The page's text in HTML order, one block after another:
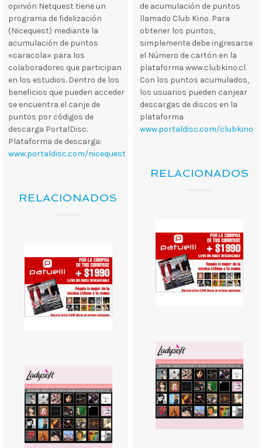
opinión Netquest tiene un
programa de fidelización
(Nicequest) mediante la
acumulación de puntos
«caracola» para los
colaboradores que participan
en los estudios. Dentro de los
beneficios que pueden acceder
se encuentra el canje de
puntos por códigos de
descarga PortalDisc.
Plataforma de descarga:
www.portaldisc.com/nicequest
RELACIONADOS
de acumulación de puntos
llamado Club Kino. Para
obtener los puntos,
simplemente debe ingresarse
el Número de cartón en la
plataforma www.clubkino.cl.
Con los puntos acumulados,
los usuarios pueden canjear
descargas de discos en la
plataforma
www.portaldisc.com/clubkino
RELACIONADOS